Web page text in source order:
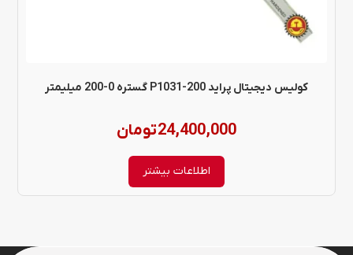
کولیس دیجیتال پراید P1031-200 گستره 0-200 میلیمتر
24,400,000تومان
اطلاعات بیشتر